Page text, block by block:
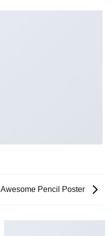
Awesome Pencil Poster